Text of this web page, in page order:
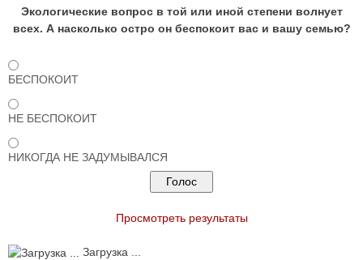
Экологические вопрос в той или иной степени волнует
всех. А насколько остро он беспокоит вас и вашу семью?
БЕСПОКОИТ
НЕ БЕСПОКОИТ
НИКОГДА НЕ ЗАДУМЫВАЛСЯ
Просмотреть результаты
Загрузка ...